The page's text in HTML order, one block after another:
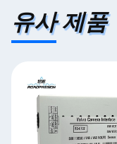
유사 제품